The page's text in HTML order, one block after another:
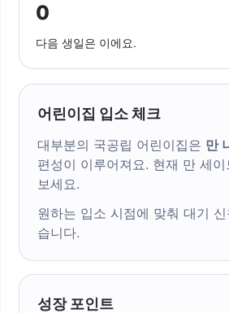
0
다음 생일은 이에요.
어린이집 입소 체크
대부분의 국공립 어린이집은 만
편성이 이루어져요. 현재 만 세이
보세요.
원하는 입소 시점에 맞춰 대기
습니다.
성장 포인트